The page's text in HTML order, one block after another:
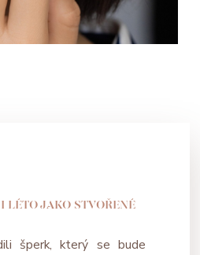
LÉTO JAKO STVOŘENÉ
šperk, který se bude